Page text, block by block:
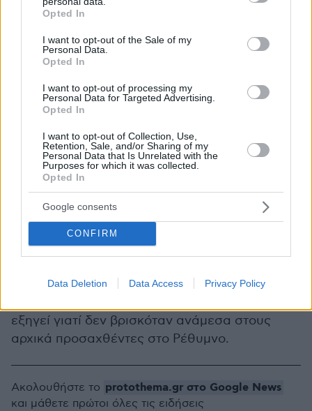
grant or deny consent to Google and its third-party tags to
use your data for below specified purposes in below Google
consent section.
Opted In
I want to opt-out of the Sale of my
Personal Data.
Opted In
I want to opt-out of processing my
Personal Data for Targeted Advertising.
Opted In
I want to opt-out of Collection, Use,
Retention, Sale, and/or Sharing of my
Personal Data that Is Unrelated with the
Purposes for which it was collected.
Opted In
Google consents
CONFIRM
Data Deletion Data Access Privacy Policy
των δικαστικών Αρχών.Οι τρεις
κατηγορούμενοι για υποθέσεις ζωοκλοπής
αφέθηκαν ελεύθεροιμε περιοριστικούς όρους,
ενώ αναμένεται να οριστεί δικάσιμος για την
Οι δύο βασικοί κατηγορούμενοι, δύο ανιψιοί
που φέρονται να βρίσκονται στο επίκεντρο της
εγκληματικής δράσης, ζήτησαν και έλαβαν
προθεσμία για να απολογηθούν την
Παρασκευή.
να εμπλέκεται στην υπόθεση, συνελήφθη στην
εξηγεί γιατί δεν βρισκόταν ανάμεσα στους
αρχικά προσαχθέντες στο Ρέθυμνο.
Ακολουθήστε το protothema.gr στο Google News
και μάθετε πρώτοι όλες τις ειδήσεις